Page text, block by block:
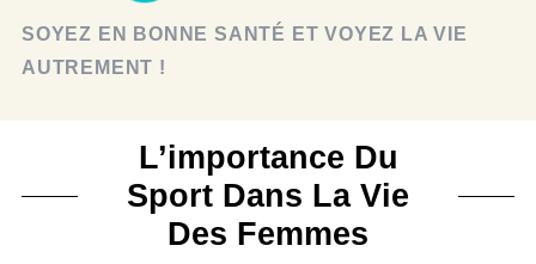
SOYEZ EN BONNE SANTÉ ET VOYEZ LA VIE
AUTREMENT !
L’importance Du
Sport Dans La Vie
Des Femmes